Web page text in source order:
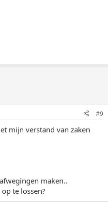
#9
mijn verstand van zaken
maken..
te lossen?